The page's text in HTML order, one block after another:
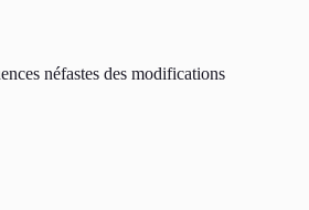
néfastes des modifications